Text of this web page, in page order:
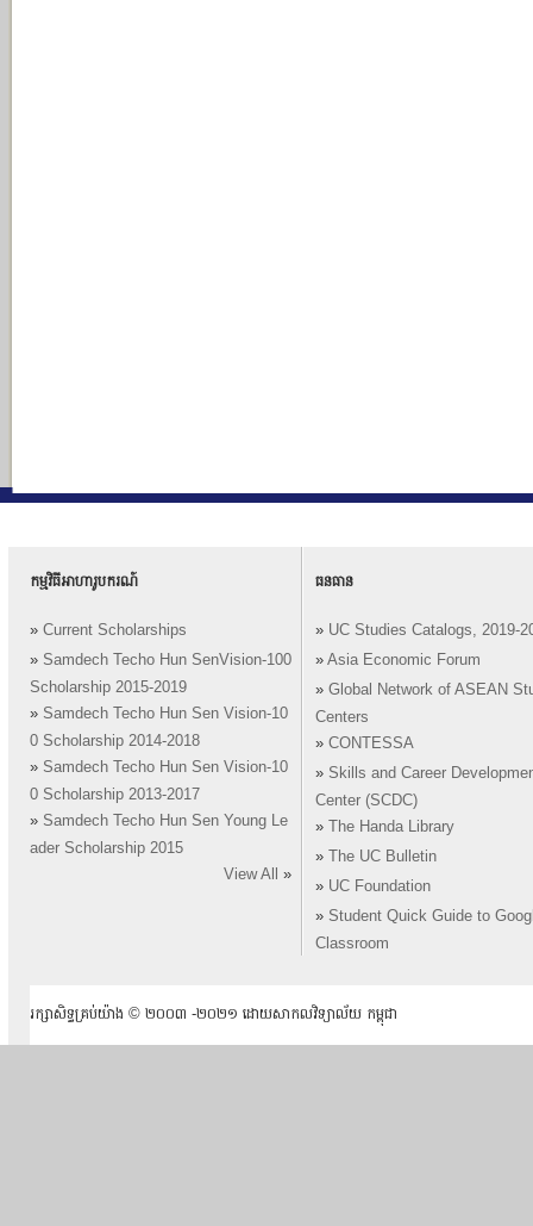
កម្មវិធីអាហារូបករណ៍
» Current Scholarships
» Samdech Techo Hun SenVision-100
Scholarship 2015-2019
» Samdech Techo Hun Sen Vision-10
0 Scholarship 2014-2018
» Samdech Techo Hun Sen Vision-10
0 Scholarship 2013-2017
» Samdech Techo Hun Sen Young Le
ader Scholarship 2015
View All
»
ធនធាន
» UC Studies Catalogs, 2019-
» Asia Economic Forum
» Global Network of ASEAN
Centers
» CONTESSA
» Skills and Career
Center (SCDC)
»
The Handa Library
»
The UC Bulletin
» UC Foundation
» Student Quick Guide to
Classroom
រក្សាសិទ្ធគ្រប់យ៉ាង ​© ២០០៣ -២០២១ ដោយសាកលវិទ្យាល័យ កម្ពុជា